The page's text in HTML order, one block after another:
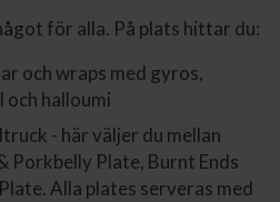
för alla. På plats hittar du:
och wraps med gyros,
och halloumi
- här väljer du mellan
Porkbelly Plate, Burnt Ends
Alla plates serveras med